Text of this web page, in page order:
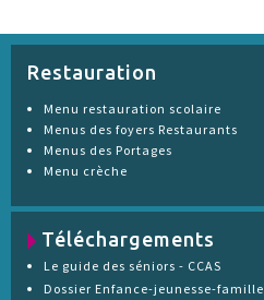
Restauration
Menu restauration scolaire
Menus des foyers Restaurants
Menus des Portages
Menu crèche
Téléchargements
Le guide des séniors - CCAS
Dossier Enfance-jeunesse-famille